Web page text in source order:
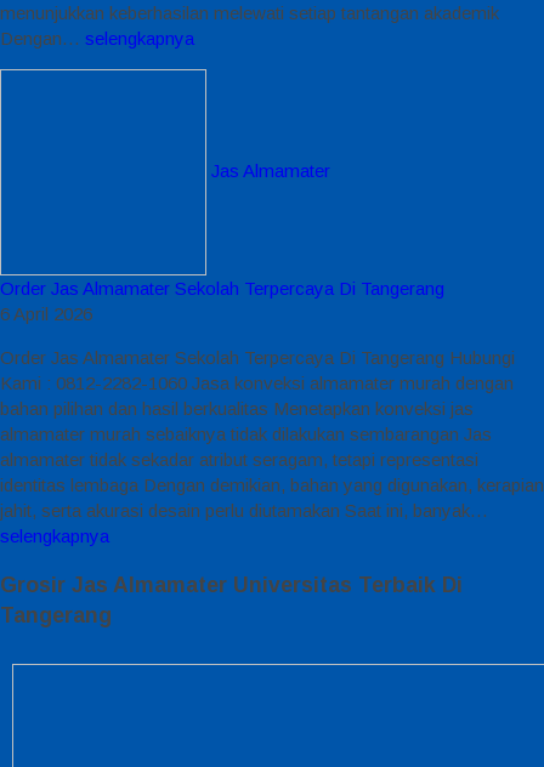
menunjukkan keberhasilan melewati setiap tantangan akademik
Dengan… selengkapnya
Jas Almamater
Order Jas Almamater Sekolah Terpercaya Di Tangerang
6 April 2026
Order Jas Almamater Sekolah Terpercaya Di Tangerang Hubungi
Kami : 0812-2282-1060 Jasa konveksi almamater murah dengan
bahan pilihan dan hasil berkualitas Menetapkan konveksi jas
almamater murah sebaiknya tidak dilakukan sembarangan Jas
almamater tidak sekadar atribut seragam, tetapi representasi
identitas lembaga Dengan demikian, bahan yang digunakan, kerapian
jahit, serta akurasi desain perlu diutamakan Saat ini, banyak…
selengkapnya
Grosir Jas Almamater Universitas Terbaik Di
Tangerang